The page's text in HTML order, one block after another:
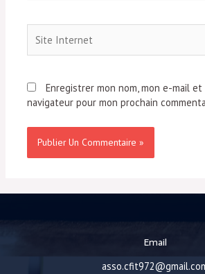
Internet
Enregistrer mon nom, mon e-mail
navigateur pour mon prochain
Email